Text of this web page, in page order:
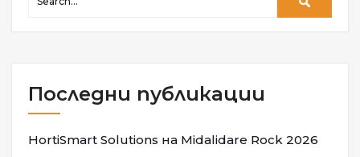
Последни публикации
HortiSmart Solutions на Midalidare Rock 2026